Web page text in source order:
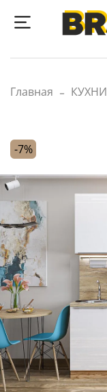
Главная КУХНИ
-7%